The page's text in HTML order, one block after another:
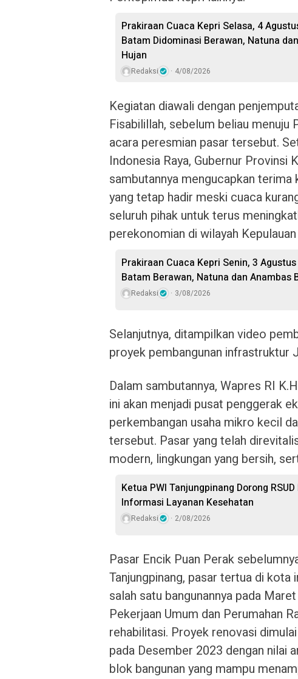
Prakiraan Cuaca Kepri Selasa, 4
Batam Didominasi Berawan, Natuna
Hujan
Redaksi 4/08/2026
Kegiatan diawali dengan
Fisabilillah, sebelum beliau menuju
acara peresmian pasar tersebut.
Indonesia Raya, Gubernur Provinsi
sambutannya mengucapkan terima
yang tetap hadir meski cuaca
seluruh pihak untuk terus
perekonomian di wilayah Kepulauan
Prakiraan Cuaca Kepri Senin, 3
Batam Berawan, Natuna dan Anambas
Redaksi 3/08/2026
Selanjutnya, ditampilkan video
proyek pembangunan infrastruktur
Dalam sambutannya, Wapres RI
ini akan menjadi pusat penggerak
perkembangan usaha mikro kecil
tersebut. Pasar yang telah
modern, lingkungan yang bersih,
Ketua PWI Tanjungpinang Dorong
Informasi Layanan Kesehatan
Redaksi 2/08/2026
Pasar Encik Puan Perak
Tanjungpinang, pasar tertua di
salah satu bangunannya pada
Pekerjaan Umum dan Perumahan
rehabilitasi. Proyek renovasi
pada Desember 2023 dengan nilai
blok bangunan yang mampu